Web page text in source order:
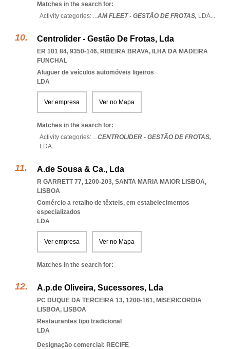
Matches in the search for:
Activity categories: ...AM FLEET - GESTÃO DE FROTAS, LDA...
Centrolider - Gestão De Frotas, Lda
ER 101 84, 9350-146, RIBEIRA BRAVA, ILHA DA MADEIRA
FUNCHAL
Aluguer de veículos automóveis ligeiros
LDA
Ver empresa Ver no Mapa
Matches in the search for:
Activity categories: ...CENTROLIDER - GESTÃO DE FROTAS,
LDA...
A.de Sousa & Ca., Lda
R GARRETT 77, 1200-203, SANTA MARIA MAIOR LISBOA,
LISBOA
Comércio a retalho de têxteis, em estabelecimentos
especializados
LDA
Ver empresa Ver no Mapa
Matches in the search for:
A.p.de Oliveira, Sucessores, Lda
PC DUQUE DA TERCEIRA 13, 1200-161, MISERICORDIA
LISBOA, LISBOA
Restaurantes tipo tradicional
LDA
Designação comercial: RECIFE